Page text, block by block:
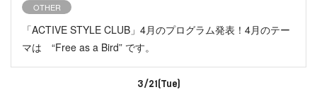
OTHER
「ACTIVE STYLE CLUB」4月のプログラム発表！4月のテー
マは “Free as a Bird” です。
3/21(Tue)